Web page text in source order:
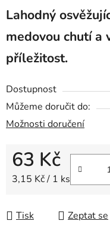
Lahodný
medovou chutí a
příležitost.
Dostupnost
Můžeme doručit do:
Možnosti doručení
63 Kč
Měrná cena:
3,15 Kč / 1 ks
Tisk Zeptat se